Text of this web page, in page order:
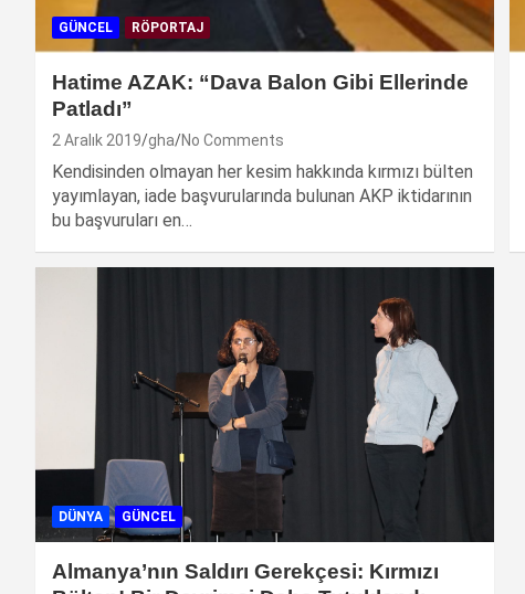
GÜNCEL RÖPORTAJ
Hatime AZAK: “Dava Balon Gibi Ellerinde
Patladı”
2 Aralık 2019 gha No Comments
Kendisinden olmayan her kesim hakkında kırmızı bülten
yayımlayan, iade başvurularında bulunan AKP iktidarının
bu başvuruları en…
DÜNYA GÜNCEL
Almanya’nın Saldırı Gerekçesi: Kırmızı